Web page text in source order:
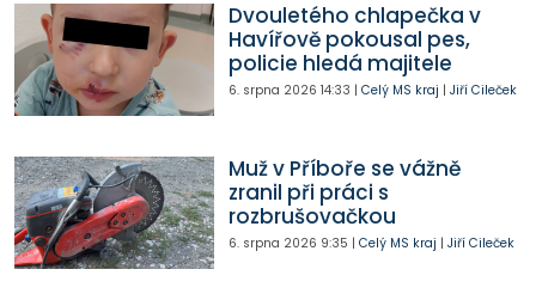
Dvouletého chlapečka v
Havířově pokousal pes,
policie hledá majitele
6. srpna 2026 14:33 | Celý MS kraj | Jiří Cileček
Muž v Příboře se vážně
zranil při práci s
rozbrušovačkou
6. srpna 2026 9:35 | Celý MS kraj | Jiří Cileček